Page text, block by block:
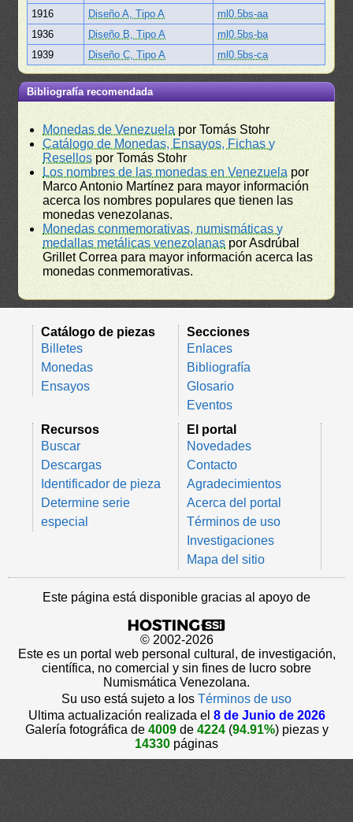
1916
Diseño A, Tipo A
ml0.5bs-aa
1936
Diseño B, Tipo A
ml0.5bs-ba
1939
Diseño C, Tipo A ml0.5bs-ca
Bibliografía recomendada
Monedas de Venezuela por Tomás Stohr
Catálogo de Monedas, Ensayos, Fichas y
Resellos por Tomás Stohr
Los nombres de las monedas en Venezuela por
Marco Antonio Martínez para mayor información
acerca los nombres populares que tienen las
monedas venezolanas.
Monedas conmemorativas, numismáticas y
medallas metálicas venezolanas por Asdrúbal
Grillet Correa para mayor información acerca las
monedas conmemorativas.
Catálogo de piezas
Billetes
Monedas
Ensayos
Secciones
Enlaces
Bibliografía
Glosario
Eventos
Recursos
Buscar
Descargas
Identificador de pieza
Determine serie
especial
El portal
Novedades
Contacto
Agradecimientos
Acerca del portal
Términos de uso
Investigaciones
Mapa del sitio
Este página está disponible gracias al apoyo de
© 2002-2026
Este es un portal web personal cultural, de investigación,
científica, no comercial y sin fines de lucro sobre
Numismática Venezolana.
Su uso está sujeto a los Términos de uso
Ultima actualización realizada el 8 de Junio de 2026
Galería fotográfica de 4009de 4224(94.91%) piezas y
14330 páginas